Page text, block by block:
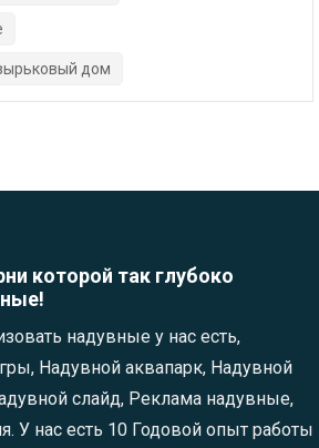
дом
которой так глубоко
надувные у нас есть,
Надувной аквапарк, Надувной
слайд, Реклама надувные,
У нас есть 10 Годовой опыт работы